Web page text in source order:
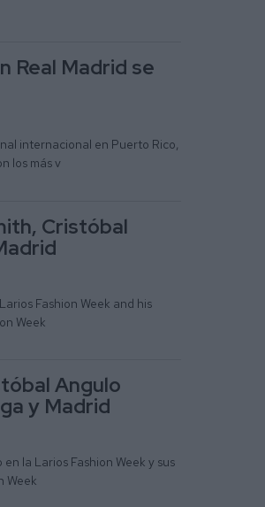
Real Madrid se
internacional en Puerto Rico,
los más v
Cristóbal
Fashion Week and his
Week
Angulo
y Madrid
la Larios Fashion Week y sus
Week